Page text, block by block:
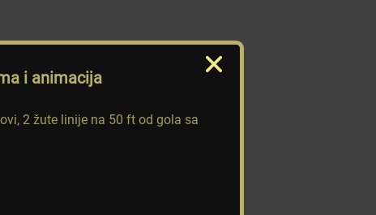
i animacija
2 žute linije na 50 ft od gola sa